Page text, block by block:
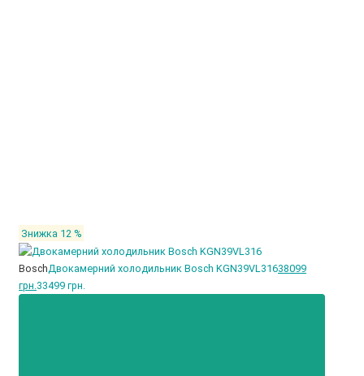
Знижка 12 %
BoschДвокамерний холодильник Bosch KGN39VL31638099
грн. 33499 грн.